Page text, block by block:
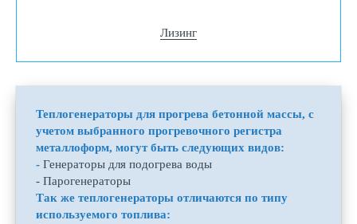
Лизинг
Теплогенераторы для прогрева бетонной массы, с
учетом выбранного прогревочного регистра
металлоформ, могут быть следующих видов:
- Генераторы для подогрева воды
- Парогенераторы
Так же теплогенераторы отличаются по типу
используемого топлива: